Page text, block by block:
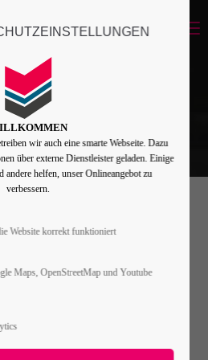
Menu
sit amet, consectetuer
commodo ligula eget
massa.
wir auch eine smarte Webseite. Dazu
über externe Dienstleister geladen. Einige
andere helfen, unser Onlineangebot zu
verbessern.
Website korrekt funktioniert
Maps, OpenStreetMap und Youtube